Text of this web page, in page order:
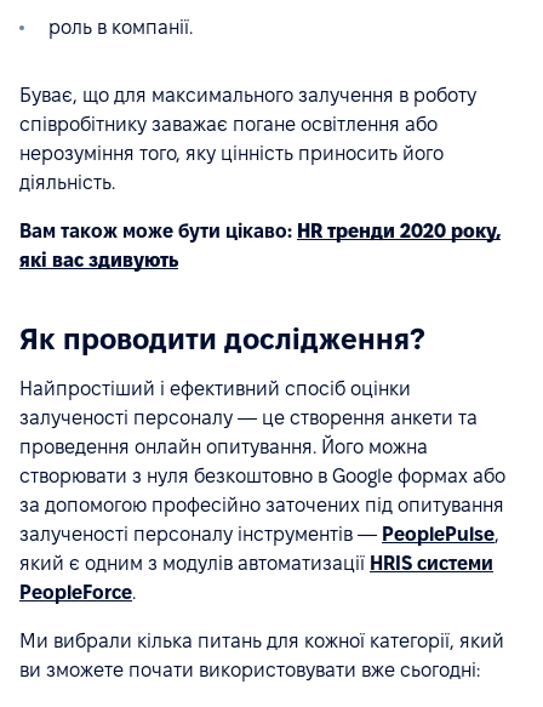
роль в компанії.
Буває, що для максимального залучення в роботу
співробітнику заважає погане освітлення або
нерозуміння того, яку цінність приносить його
діяльність.
Вам також може бути цікаво: HR тренди 2020 року,
які вас здивують
Як проводити дослідження?
Найпростіший і ефективний спосіб оцінки
залученості персоналу — це створення анкети та
проведення онлайн опитування. Його можна
створювати з нуля безкоштовно в Google формах або
за допомогою професійно заточених під опитування
залученості персоналу інструментів — PeoplePulse,
який є одним з модулів автоматизації HRIS системи
PeopleForce.
Ми вибрали кілька питань для кожної категорії, який
ви зможете почати використовувати вже сьогодні: